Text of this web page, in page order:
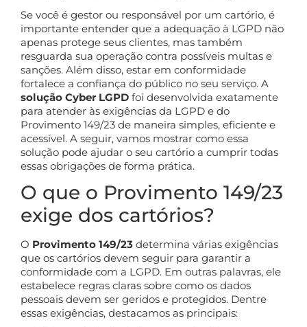
Se você é gestor ou responsável por um cartório, é
importante entender que a adequação à LGPD não
apenas protege seus clientes, mas também
resguarda sua operação contra possíveis multas e
sanções. Além disso, estar em conformidade
fortalece a confiança do público no seu serviço. A
solução Cyber LGPD foi desenvolvida exatamente
para atender às exigências da LGPD e do
Provimento 149/23 de maneira simples, eficiente e
acessível. A seguir, vamos mostrar como essa
solução pode ajudar o seu cartório a cumprir todas
essas obrigações de forma prática.
O que o Provimento 149/23
exige dos cartórios?
O Provimento 149/23 determina várias exigências
que os cartórios devem seguir para garantir a
conformidade com a LGPD. Em outras palavras, ele
estabelece regras claras sobre como os dados
pessoais devem ser geridos e protegidos. Dentre
essas exigências, destacamos as principais: